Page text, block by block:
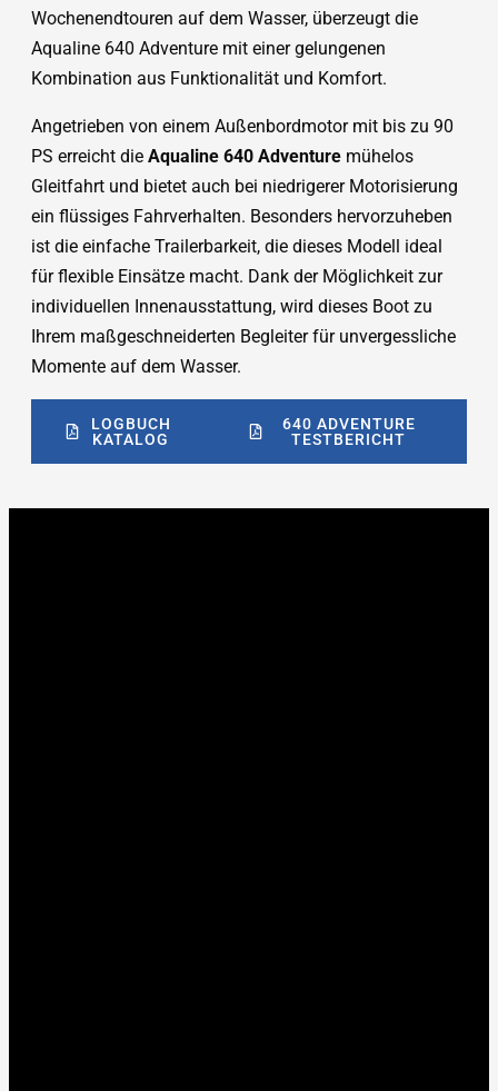
Wochenendtouren auf dem Wasser, überzeugt die
Aqualine 640 Adventure mit einer gelungenen
Kombination aus Funktionalität und Komfort​.
Angetrieben von einem Außenbordmotor mit bis zu 90
PS erreicht die Aqualine 640 Adventure mühelos
Gleitfahrt und bietet auch bei niedrigerer Motorisierung
ein flüssiges Fahrverhalten. Besonders hervorzuheben
ist die einfache Trailerbarkeit, die dieses Modell ideal
für flexible Einsätze macht. Dank der Möglichkeit zur
individuellen Innenausstattung, wird dieses Boot zu
Ihrem maßgeschneiderten Begleiter für unvergessliche
Momente auf dem Wasser​.
LOGBUCH
KATALOG
640 ADVENTURE
TESTBERICHT